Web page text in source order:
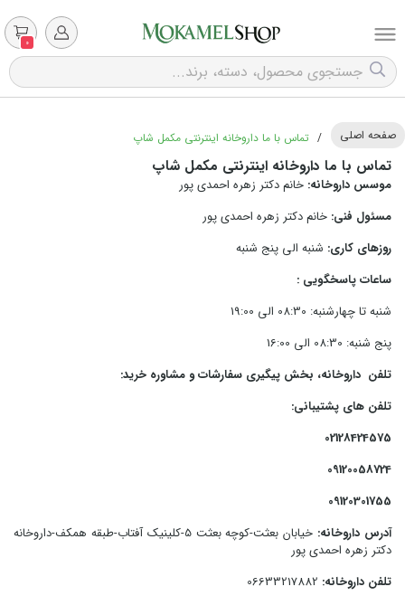
0
صفحه اصلی / تماس با ما داروخانه اینترنتی مکمل شاپ
تماس با ما داروخانه اینترنتی مکمل شاپ
موسس داروخانه: خانم دکتر زهره احمدی پور
مسئول فنی: خانم دکتر زهره احمدی پور
روزهای کاری: شنبه الی پنج شنبه
ساعات پاسخگویی :
شنبه تا چهارشنبه: 08:30
الی 19:00
پنج شنبه: 08:30 الی 16:00
تلفن داروخانه، بخش پیگیری سفارشات و مشاوره خرید:
تلفن های پشتیبانی:
02128424575
09120058724
09120301755
آدرس داروخانه:
خیابان بعثت-کوچه بعثت 5-کلینیک آفتاب-طبقه همکف-داروخانه
دکتر زهره احمدی پور
تلفن داروخانه: 06633217882